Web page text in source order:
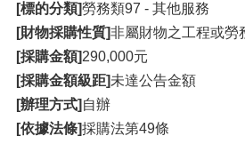
[標的分類]勞務類97 - 其他服務
[財物採購性質]非屬財物之工程或勞
[採購金額]290,000元
[採購金額級距]未達公告金額
[辦理方式] 自辦
[依據法條]採購法第49條